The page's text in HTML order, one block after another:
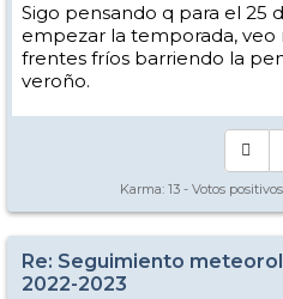
Sigo pensando q para el 25
empezar la temporada, veo
frentes fríos barriendo la
veroño.
Karma: 13 - Votos
Re: Seguimiento
2022-2023